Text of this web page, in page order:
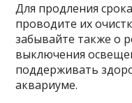
Для продления
проводите их
забывайте также о
выключения
поддерживать
аквариуме.